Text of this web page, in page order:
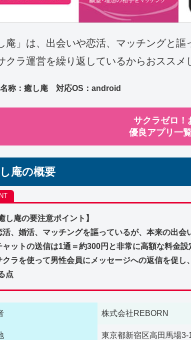
庵」は、出会いや恋活、マッチングと
クラ運営を繰り返しているからおススメ
称：癒し庵 対応OS：android
サクラゼロ！
優良アプリ一
庵の概要
し庵の要注意ポイント】
活、婚活、マッチングを謳っているが、本来の出会
ャットの送信は1通＝約300円と非常に高額な料金設
クラを使って男性会員にメッセージへの返信を促
点
株式会社REBORN
東京都新宿区高田馬場3-